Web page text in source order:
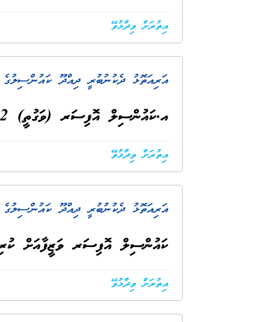
އިތުރަށް ވިދާޅުވޭ
އަރިއަތޮޅު ދެކުނުބުރީ ދިއްދޫ
އ.ކައުންސިލް އޮފިސަރ (ވަގުތީ) A2 ޝީޓް ޢާއްމުކުރުން
އިތުރަށް ވިދާޅުވޭ
އަރިއަތޮޅު ދެކުނުބުރީ ދިއްދޫ
ކައުންސިލް އޮފިސަރ ވަޒީފާއަށް
އިތުރަށް ވިދާޅުވޭ